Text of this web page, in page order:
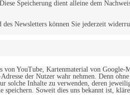
Speicherung dient alleine dem
Newsletters können Sie jederzeit
YouTube, Kartenmaterial von Google-
der Nutzer wahr nehmen. Denn
Inhalte zu verwenden, deren
Soweit dies uns bekannt ist,